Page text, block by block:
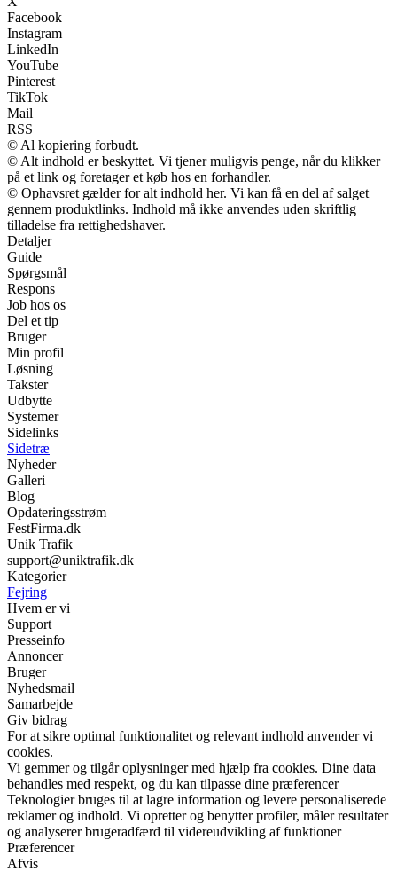
Facebook
Instagram
LinkedIn
YouTube
Pinterest
TikTok
Mail
RSS
© Al kopiering forbudt.
© Alt indhold er beskyttet. Vi tjener muligvis penge, når du klikker
på et link og foretager et køb hos en forhandler.
© Ophavsret gælder for alt indhold her. Vi kan få en del af salget
gennem produktlinks. Indhold må ikke anvendes uden skriftlig
tilladelse fra rettighedshaver.
Detaljer
Guide
Spørgsmål
Respons
Job hos os
Del et tip
Bruger
Min profil
Løsning
Takster
Udbytte
Systemer
Sidelinks
Sidetræ
Nyheder
Galleri
Blog
Opdateringsstrøm
FestFirma.dk
Unik Trafik
support@uniktrafik.dk
Kategorier
Fejring
Hvem er vi
Support
Presseinfo
Annoncer
Bruger
Nyhedsmail
Samarbejde
Giv bidrag
For at sikre optimal funktionalitet og relevant indhold anvender vi
cookies.
Vi gemmer og tilgår oplysninger med hjælp fra cookies. Dine data
behandles med respekt, og du kan tilpasse dine præferencer
Teknologier bruges til at lagre information og levere personaliserede
reklamer og indhold. Vi opretter og benytter profiler, måler resultater
og analyserer brugeradfærd til videreudvikling af funktioner
Præferencer
Afvis